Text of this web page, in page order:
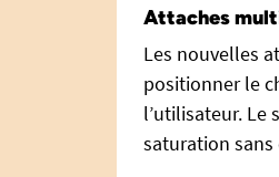
Attaches
Les nouvelles
positionner le
l’utilisateur. Le
saturation